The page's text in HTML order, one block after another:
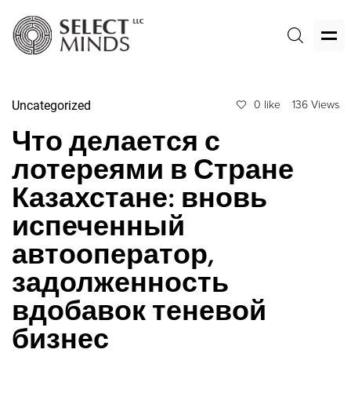
Uncategorized 0 like 136 Views
Что делается с
лотереями в Стране
Казахстане: вновь
испеченный
автооператор,
задолженность
вдобавок теневой
бизнес